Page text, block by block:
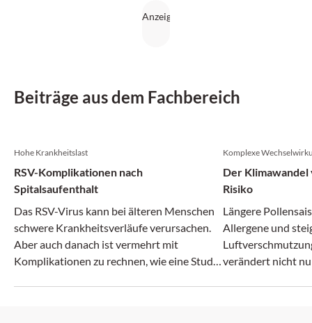
Beiträge aus dem Fachbereich
Hohe Krankheitslast
RSV-Komplikationen nach
Spitalsaufenthalt
Das RSV-Virus kann bei älteren Menschen
schwere Krankheitsverläufe verursachen.
Aber auch danach ist vermehrt mit
Komplikationen zu rechnen, wie eine Studie
Komplexe
Der
Risiko
Längere
Allergene und
verändert nicht